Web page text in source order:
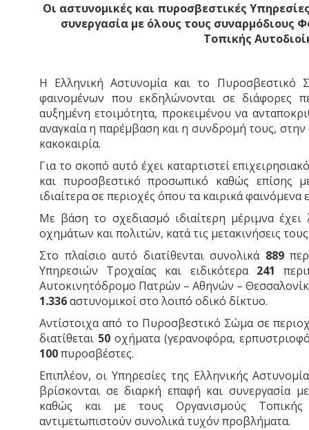
Οι αστυνομικές και πυροσβεστικές
συνεργασία με όλους τους συναρμόδιους
Τοπικής
Η Ελληνική Αστυνομία και το
φαινομένων που εκδηλώνονται σε διάφορες
αυξημένη ετοιμότητα, προκειμένου να
αναγκαία η παρέμβαση και η συνδρομή τους,
κακοκαιρία.
Για το σκοπό αυτό έχει καταρτιστεί
και πυροσβεστικό προσωπικό καθώς επίσης
ιδιαίτερα σε περιοχές όπου τα καιρικά φαινόμενα
Με βάση το σχεδιασμό ιδιαίτερη μέριμνα
οχημάτων και πολιτών, κατά τις μετακινήσεις
Στο πλαίσιο αυτό διατίθενται συνολικά 889
Υπηρεσιών Τροχαίας και ειδικότερα 241
Αυτοκινητόδρομο Πατρών – Αθηνών –
1.336αστυνομικοί στο λοιπό οδικό δίκτυο.
Αντίστοιχα από το Πυροσβεστικό Σώμα σε
διατίθεται 50οχήματα (γερανοφόρα,
100πυροσβέστες.
Επιπλέον, οι Υπηρεσίες της Ελληνικής
βρίσκονται σε διαρκή επαφή και συνεργασία
καθώς και με τους Οργανισμούς Τοπικής
αντιμετωπιστούν συνολικά τυχόν προβλήματα.